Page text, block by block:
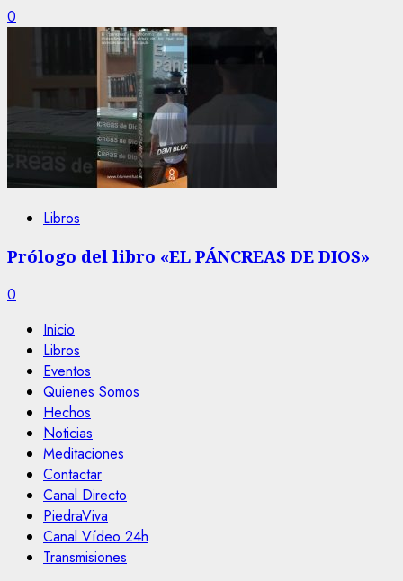
0
Libros
Prólogo del libro «EL PÁNCREAS DE DIOS»
0
Inicio
Libros
Eventos
Quienes Somos
Hechos
Noticias
Meditaciones
Contactar
Canal Directo
PiedraViva
Canal Vídeo 24h
Transmisiones